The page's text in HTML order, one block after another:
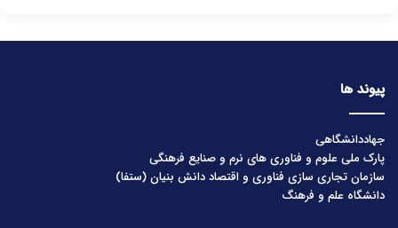
پیوند ها
جهاددانشگاهی
پارک ملی علوم و فناوری های نرم و صنایع فرهنگی
سازمان تجاری سازی فناوری و اقتصاد دانش بنیان (ستفا)
دانشگاه علم و فرهنگ